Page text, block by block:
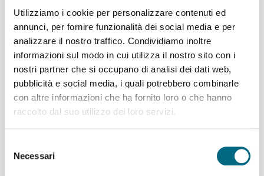
Utilizziamo i cookie per personalizzare contenuti ed
annunci, per fornire funzionalità dei social media e per
analizzare il nostro traffico. Condividiamo inoltre
informazioni sul modo in cui utilizza il nostro sito con i
nostri partner che si occupano di analisi dei dati web,
pubblicità e social media, i quali potrebbero combinarle
con altre informazioni che ha fornito loro o che hanno
raccolto dal suo utilizzo dei loro servizi.
delNecessari
Articoli recenti
Linee AMT per l’incontro di calcio Genoa – Deportivo La